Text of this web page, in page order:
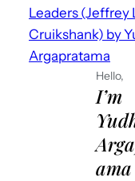
Leaders (Jeffrey
Cruikshank) by
Argapratama
Hello,
I’m
ama